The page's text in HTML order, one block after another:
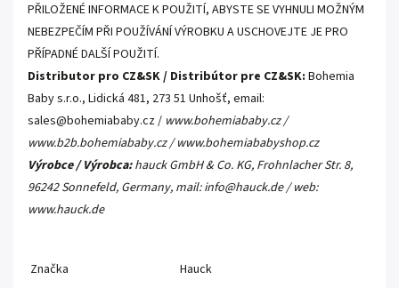
PŘILOŽENÉ INFORMACE K POUŽITÍ, ABYSTE SE VYHNULI MOŽNÝM
NEBEZPEČÍM PŘI POUŽÍVÁNÍ VÝROBKU A USCHOVEJTE JE PRO
PŘÍPADNÉ DALŠÍ POUŽITÍ.
Distributor pro CZ&SK / Distribútor pre CZ&SK: Bohemia
Baby s.r.o., Lidická 481, 273 51 Unhošť, email:
sales@bohemiababy.cz / www.bohemiababy.cz /
www.b2b.bohemiababy.cz / www.bohemiababyshop.cz
Výrobce / Výrobca: hauck GmbH & Co. KG, Frohnlacher Str. 8,
96242 Sonnefeld, Germany, mail: info@hauck.de / web:
www.hauck.de
Značka
Hauck